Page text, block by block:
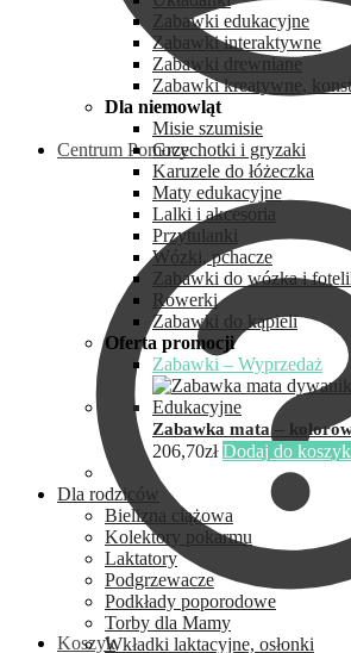
Centrum Pomocy
Koszyk
Zabawki edukacyjne
Zabawki interaktywne
Zabawki drewniane
Zabawki kreatywne,
Dla niemowląt
Misie szumisie
Grzechotki i gryzaki
Karuzele do łóżeczka
Maty edukacyjne
Lalki i akcesoria
Przytulanki
Wózki, pchacze
Zabawki do wózka i
Rowerki
Zabawki do kąpieli
Oferta promocji
Zabawki – Wyprzedaż
Zabawka mata –
206,70zł Dodaj do
Dla rodziców
Bielizna ciążowa
Kolektory pokarmu
Laktatory
Podgrzewacze
Podkłady poporodowe
Torby dla Mamy
Wkładki laktacyjne, osłonki